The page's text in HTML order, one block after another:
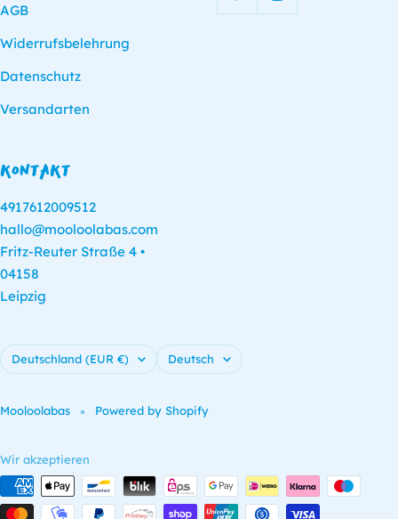
AGB
Widerrufsbelehrung
Datenschutz
Versandarten
KONTAKT
4917612009512
hallo@mooloolabas.com
Fritz-Reuter Straße 4 •
04158
Leipzig
Land/Region
Deutschland (EUR €) Sprache
Deutsch
Mooloolabas Powered by Shopify
Wir akzeptieren